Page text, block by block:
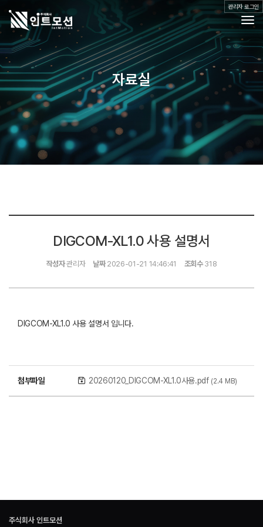
제품소개
공지사항
자료실
Q&A
자료실
DIGCOM-XL1.0 사용 설명서
작성자관리자 날짜2026-01-21 14:46:41 조회수318
DIGCOM-XL1.0 사용 설명서 입니다.
첨부파일 20260120_DIGCOM-XL1.0사용.pdf (2.4 MB)
주식회사 인트모션
관리자 로그인